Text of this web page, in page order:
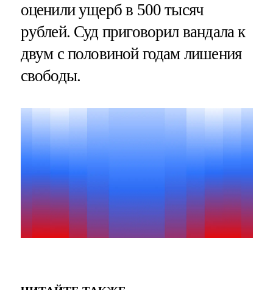
оценили ущерб в 500 тысяч
рублей. Суд приговорил вандала к
двум с половиной годам лишения
свободы.